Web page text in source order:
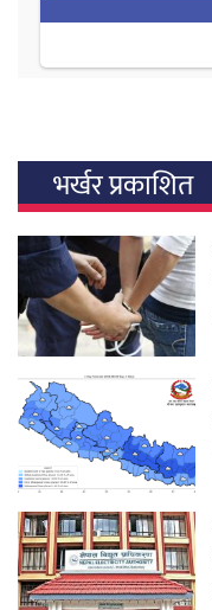
भर्खर प्रकाशित